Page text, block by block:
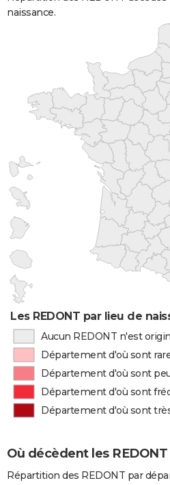
naissance.
Les REDONT par lieu de
Aucun REDONT n'est
Département d'où sont
Département d'où sont
Département d'où sont
Département d'où sont
Où décèdent les REDONT
Répartition des REDONT par